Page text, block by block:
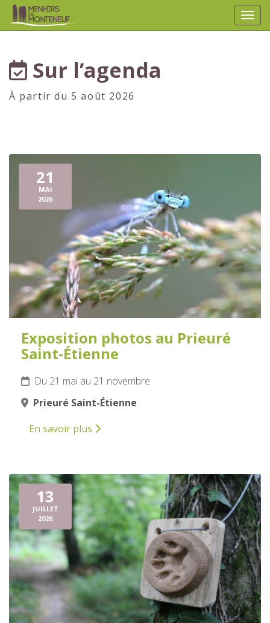
Sur l’agenda
À partir du 5 août 2026
21
MAI
2026
Exposition photos au Prieuré
Saint-Étienne
Du 21 mai au 21 novembre
Prieuré Saint-Étienne
En savoir plus
13
JUILLET
2026